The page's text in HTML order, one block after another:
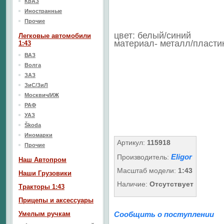
цвет: белый/синий
материал- металл/
Артикул: 115918
Производитель: Eligor
Масштаб модели: 1:43
Наличие: Отсутствует
Сообщить о поступлении
Иностранные
Прочие
Легковые автомобили
1:43
ВАЗ
Волга
ЗАЗ
ЗиС/ЗиЛ
Москвич/ИЖ
РАФ
УАЗ
Škoda
Иномарки
Прочие
Наш Aвтопром
Наши Грузовики
Тракторы 1:43
Прицепы и аксессуары
Умелым ручкам